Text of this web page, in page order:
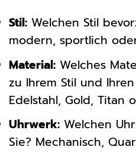
Stil: Welchen Stil
modern, sportlich
Material: Welches
zu Ihrem Stil und
Edelstahl, Gold, Titan
Uhrwerk: Welchen
Sie? Mechanisch,